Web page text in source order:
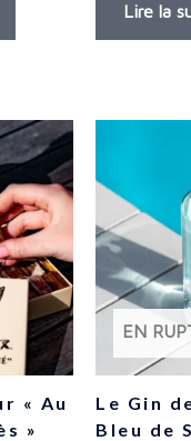
Lire la
« Au
»
EN
Le Gin
Bleu de